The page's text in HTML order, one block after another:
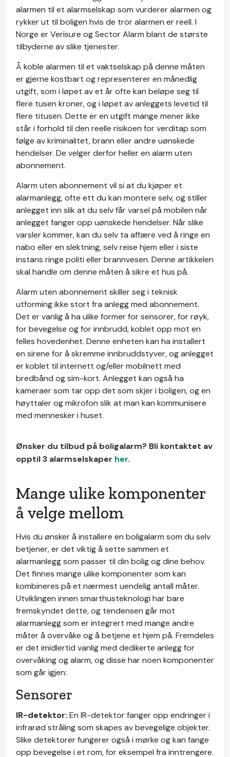
alarmen til et alarmselskap som vurderer alarmen og
rykker ut til boligen hvis de tror alarmen er reell. I
Norge er Verisure og Sector Alarm blant de største
tilbyderne av slike tjenester.
Å koble alarmen til et vaktselskap på denne måten
er gjerne kostbart og representerer en månedlig
utgift, som i løpet av et år ofte kan beløpe seg til
flere tusen kroner, og i løpet av anleggets levetid til
flere titusen. Dette er en utgift mange mener ikke
står i forhold til den reelle risikoen for verditap som
følge av kriminalitet, brann eller andre uønskede
hendelser. De velger derfor heller en alarm uten
abonnement.
Alarm uten abonnement vil si at du kjøper et
alarmanlegg, ofte ett du kan montere selv, og stiller
anlegget inn slik at du selv får varsel på mobilen når
anlegget fanger opp uønskede hendelser. Når slike
varsler kommer, kan du selv ta affære ved å ringe en
nabo eller en slektning, selv reise hjem eller i siste
instans ringe politi eller brannvesen. Denne artikkelen
skal handle om denne måten å sikre et hus på.
Alarm uten abonnement skiller seg i teknisk
utforming ikke stort fra anlegg med abonnement.
Det er vanlig å ha ulike former for sensorer, for røyk,
for bevegelse og for innbrudd, koblet opp mot en
felles hovedenhet. Denne enheten kan ha installert
en sirene for å skremme innbruddstyver, og anlegget
er koblet til internett og/eller mobilnett med
bredbånd og sim-kort. Anlegget kan også ha
kameraer som tar opp det som skjer i boligen, og en
høyttaler og mikrofon slik at man kan kommunisere
med mennesker i huset.
Ønsker du tilbud på boligalarm? Bli kontaktet av
opptil 3 alarmselskaper her.
Mange ulike komponenter
å velge mellom
Hvis du ønsker å installere en boligalarm som du selv
betjener, er det viktig å sette sammen et
alarmanlegg som passer til din bolig og dine behov.
Det finnes mange ulike komponenter som kan
kombineres på et nærmest uendelig antall måter.
Utviklingen innen smarthusteknologi har bare
fremskyndet dette, og tendensen går mot
alarmanlegg som er integrert med mange andre
måter å overvåke og å betjene et hjem på. Fremdeles
er det imidlertid vanlig med dedikerte anlegg for
overvåking og alarm, og disse har noen komponenter
som går igjen:
Sensorer
IR-detektor: En IR-detektor fanger opp endringer i
infrarød stråling som skapes av bevegelige objekter.
Slike detektorer fungerer også i mørke og kan fange
opp bevegelse i et rom, for eksempel fra inntrengere.